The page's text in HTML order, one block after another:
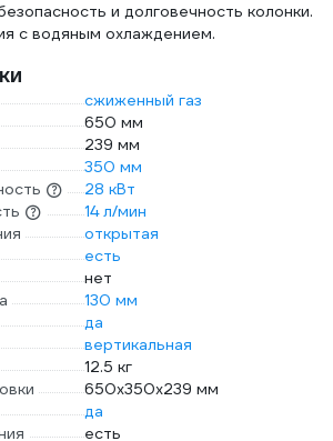
и долговечность колонки.
с водяным охлаждением.
сжиженный газ
650 мм
239 мм
350 мм
28 кВт
14 л/мин
открытая
есть
нет
130 мм
да
вертикальная
12.5 кг
650х350х239 мм
да
есть